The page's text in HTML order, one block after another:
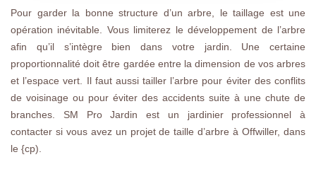
Pour garder la bonne structure d’un arbre, le taillage est une
opération inévitable. Vous limiterez le développement de l’arbre
afin qu’il s’intègre bien dans votre jardin. Une certaine
proportionnalité doit être gardée entre la dimension de vos arbres
et l’espace vert. Il faut aussi tailler l’arbre pour éviter des conflits
de voisinage ou pour éviter des accidents suite à une chute de
branches. SM Pro Jardin est un jardinier professionnel à
contacter si vous avez un projet de taille d’arbre à Offwiller, dans
le {cp).